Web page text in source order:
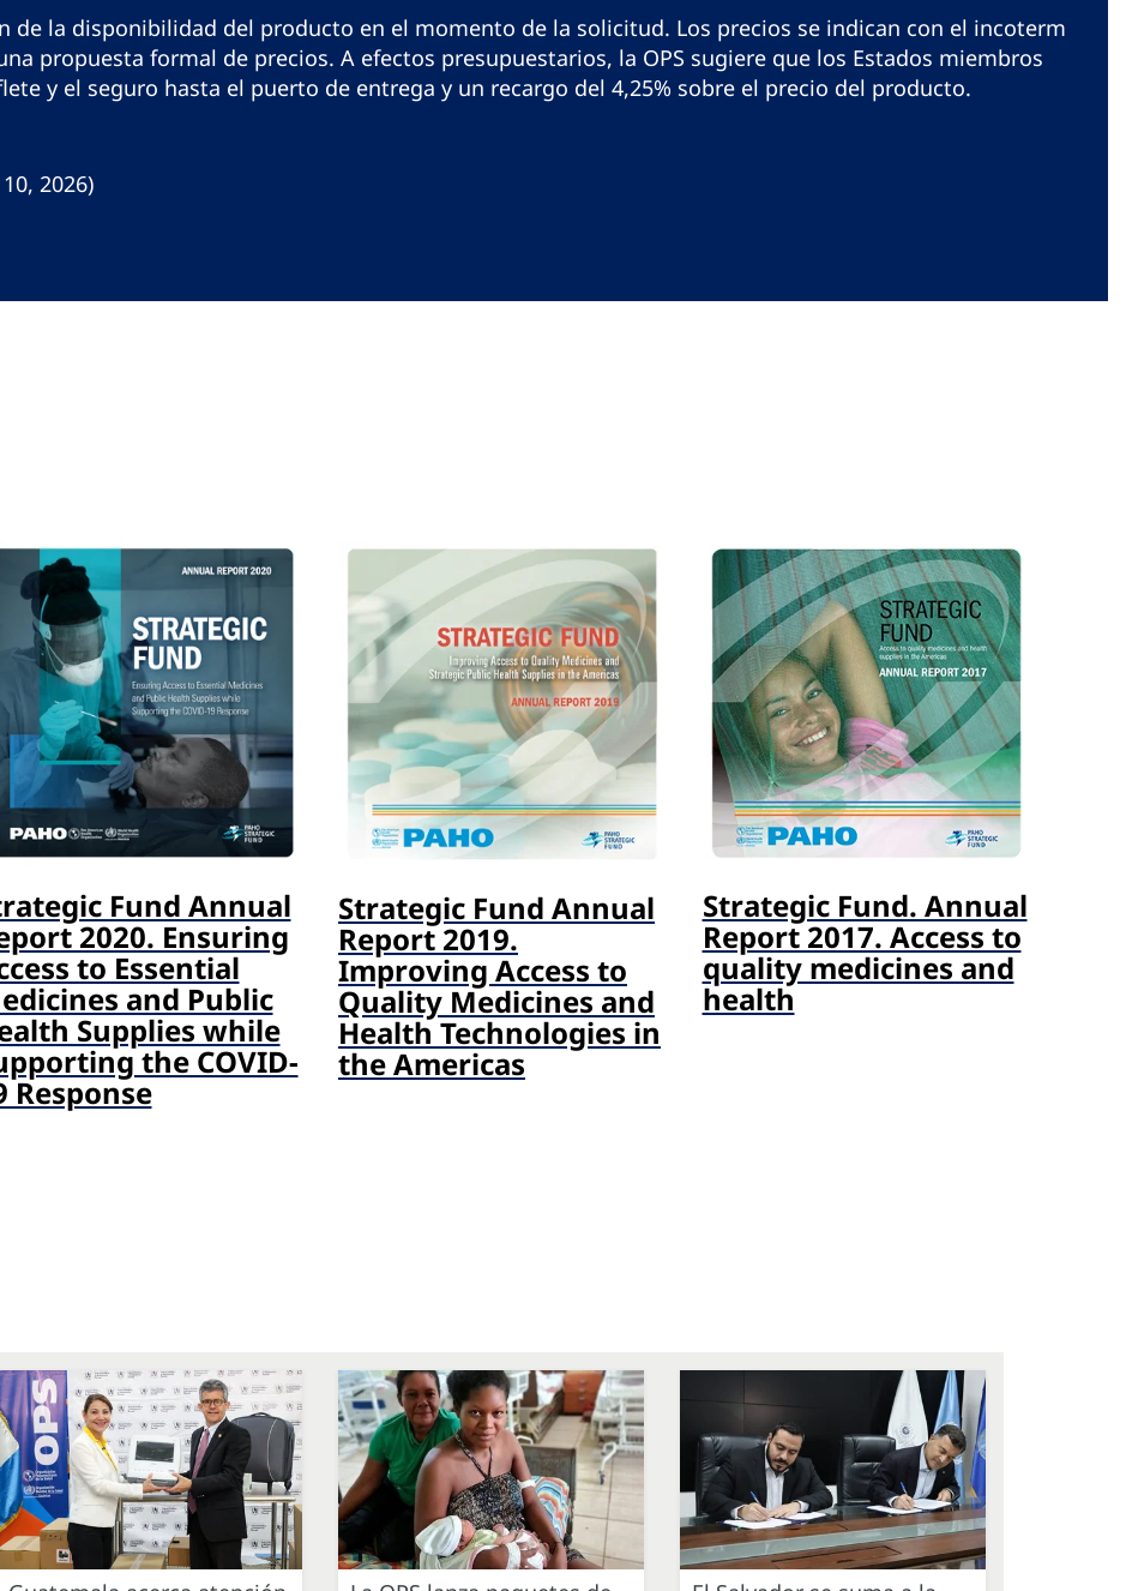
de la disponibilidad del producto en el momento de la solicitud. Los precios se indican con el incoterm
propuesta formal de precios. A efectos presupuestarios, la OPS sugiere que los Estados miembros
y el seguro hasta el puerto de entrega y un recargo del 4,25% sobre el precio del producto.
2026)
Fund Annual
2020. Ensuring
to Essential
and Public
Supplies while
the COVID-
Response
Strategic Fund Annual
Report 2019.
Improving Access to
Quality Medicines and
Health Technologies in
the Americas
Strategic Fund. Annual
Report 2017. Access to
quality medicines and
health